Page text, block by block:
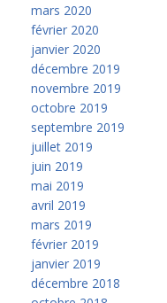
mars 2020
février 2020
janvier 2020
décembre 2019
novembre 2019
octobre 2019
septembre 2019
juillet 2019
juin 2019
mai 2019
avril 2019
mars 2019
février 2019
janvier 2019
décembre 2018